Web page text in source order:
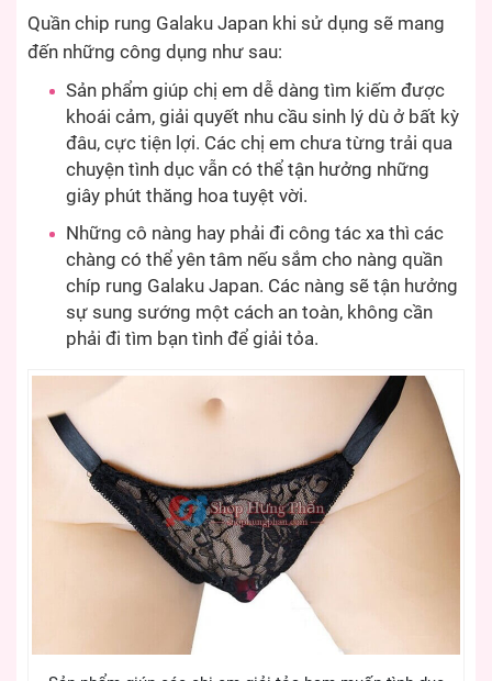
Quần chip rung Galaku Japan khi sử dụng sẽ mang
đến những công dụng như sau:
Sản phẩm giúp chị em dễ dàng tìm kiếm được
khoái cảm, giải quyết nhu cầu sinh lý dù ở bất kỳ
đâu, cực tiện lợi. Các chị em chưa từng trải qua
chuyện tình dục vẫn có thể tận hưởng những
giây phút thăng hoa tuyệt vời.
Những cô nàng hay phải đi công tác xa thì các
chàng có thể yên tâm nếu sắm cho nàng quần
chíp rung Galaku Japan. Các nàng sẽ tận hưởng
sự sung sướng một cách an toàn, không cần
phải đi tìm bạn tình để giải tỏa.